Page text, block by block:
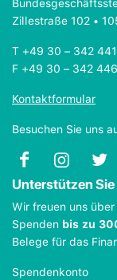
Zillestraße 102 •
T +49 30 – 342
F +49 30 – 342
Kontaktformular
Besuchen Sie uns
Unterstützen
Wir freuen uns
Spenden bis zu
Belege für das
Spendenkonto